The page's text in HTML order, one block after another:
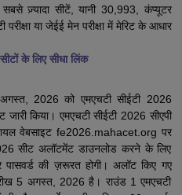
ज़्यादा सीटें, यानी 30,993, कंप्यूटर
या जेईई मेन परीक्षा में मेरिट के आधार
के लिए सीधा लिंक
2026 को एमएचटी सीईटी 2026
किया। एमएचटी सीईटी 2026 सीएपी
वेबसाइट fe2026.mahacet.org पर
सीट अलॉटमेंट डाउनलोड करने के लिए
की ज़रूरत होगी। अलॉट किए गए
5 अगस्त, 2026 है। राउंड 1 एमएचटी